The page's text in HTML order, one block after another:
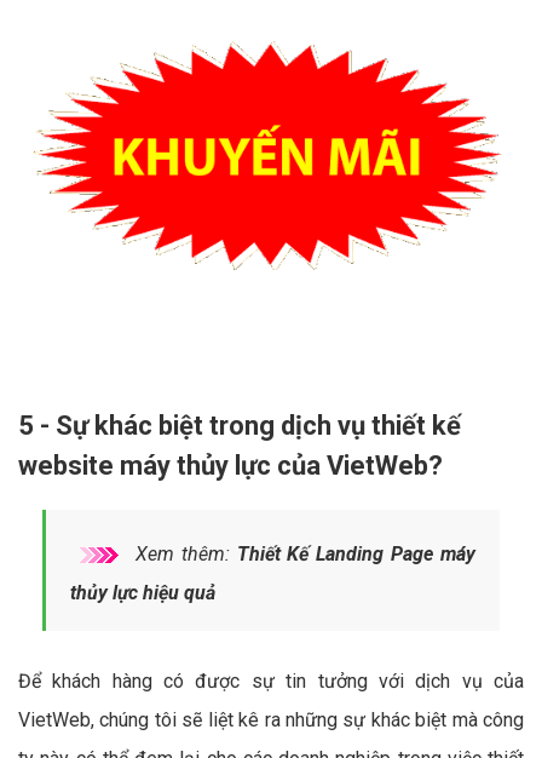
5 - Sự khác biệt trong dịch vụ thiết kế
website máy thủy lực của VietWeb?
Xem thêm: Thiết Kế Landing Page máy
thủy lực hiệu quả
Để khách hàng có được sự tin tưởng với dịch vụ của
VietWeb, chúng tôi sẽ liệt kê ra những sự khác biệt mà công